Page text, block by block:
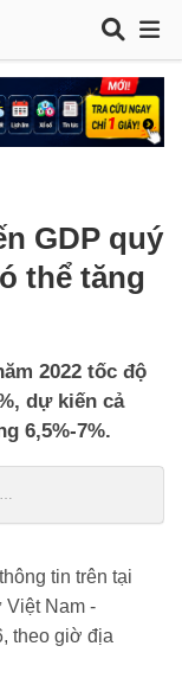
GDP quý
thể tăng
2022 tốc độ
dự kiến cả
6,5%-7%.
tin trên tại
Việt Nam -
theo giờ địa